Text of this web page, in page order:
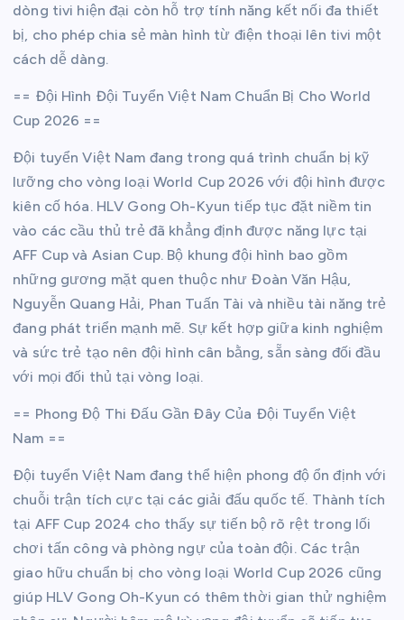
dòng tivi hiện đại còn hỗ trợ tính năng kết nối đa thiết
bị, cho phép chia sẻ màn hình từ điện thoại lên tivi một
cách dễ dàng.
== Đội Hình Đội Tuyển Việt Nam Chuẩn Bị Cho World
Cup 2026 ==
Đội tuyển Việt Nam đang trong quá trình chuẩn bị kỹ
lưỡng cho vòng loại World Cup 2026 với đội hình được
kiên cố hóa. HLV Gong Oh-Kyun tiếp tục đặt niềm tin
vào các cầu thủ trẻ đã khẳng định được năng lực tại
AFF Cup và Asian Cup. Bộ khung đội hình bao gồm
những gương mặt quen thuộc như Đoàn Văn Hậu,
Nguyễn Quang Hải, Phan Tuấn Tài và nhiều tài năng trẻ
đang phát triển mạnh mẽ. Sự kết hợp giữa kinh nghiệm
và sức trẻ tạo nên đội hình cân bằng, sẵn sàng đối đầu
với mọi đối thủ tại vòng loại.
== Phong Độ Thi Đấu Gần Đây Của Đội Tuyển Việt
Nam ==
Đội tuyển Việt Nam đang thể hiện phong độ ổn định với
chuỗi trận tích cực tại các giải đấu quốc tế. Thành tích
tại AFF Cup 2024 cho thấy sự tiến bộ rõ rệt trong lối
chơi tấn công và phòng ngự của toàn đội. Các trận
giao hữu chuẩn bị cho vòng loại World Cup 2026 cũng
giúp HLV Gong Oh-Kyun có thêm thời gian thử nghiệm